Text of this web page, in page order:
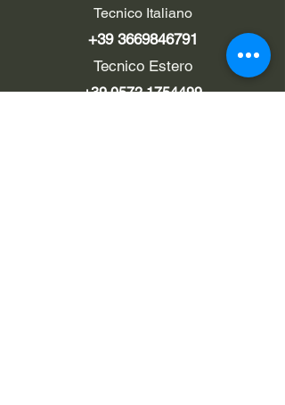
Tecnico Italiano
+39 3669846791
Tecnico Estero
+39 0572 1754499